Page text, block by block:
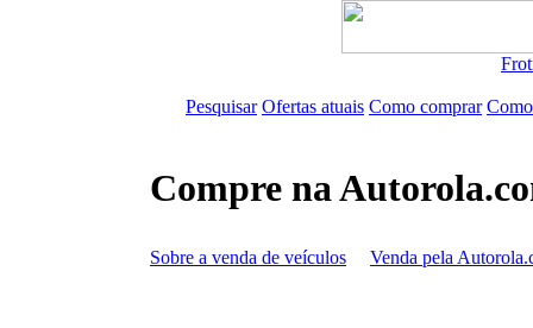
Pesquisar Ofertas atuais Como comprar
Compre na
Sobre a venda de veículos Venda pela